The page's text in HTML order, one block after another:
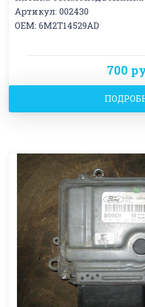
Артикул: 002430
OEM: 6M2T14529AD
700